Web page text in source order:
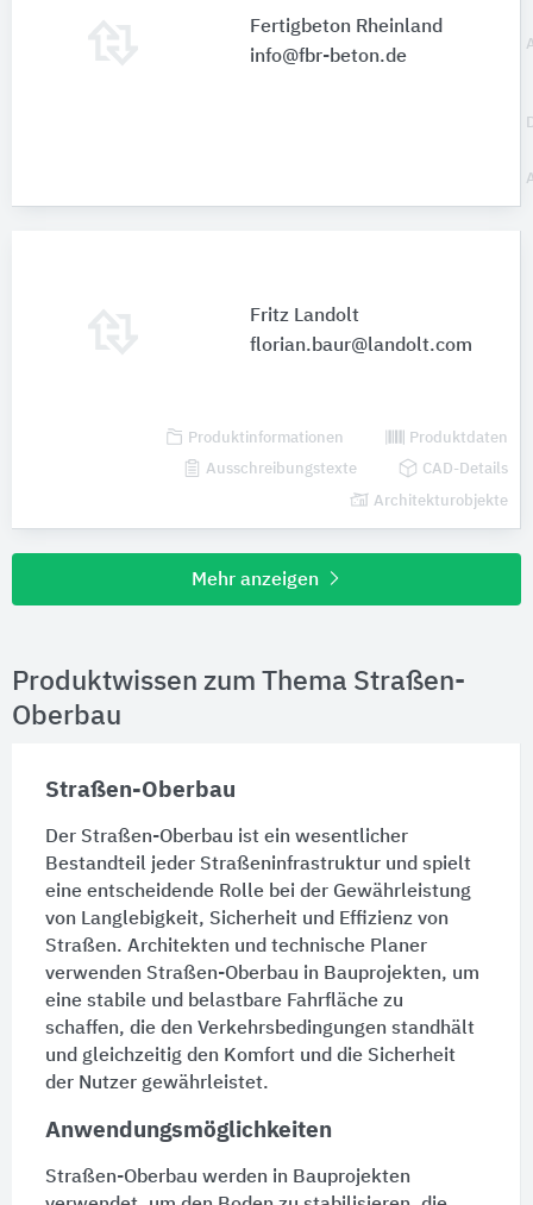
Fertigbeton Rheinland
info@fbr-beton.de
Fritz Landolt
florian.baur@landolt.com
Produktinformationen Produktdaten
Ausschreibungstexte CAD-Details
Architekturobjekte
Mehr anzeigen
Produktwissen zum Thema Straßen-
Oberbau
Straßen-Oberbau
Der Straßen-Oberbau ist ein wesentlicher
Bestandteil jeder Straßeninfrastruktur und spielt
eine entscheidende Rolle bei der Gewährleistung
von Langlebigkeit, Sicherheit und Effizienz von
Straßen. Architekten und technische Planer
verwenden Straßen-Oberbau in Bauprojekten, um
eine stabile und belastbare Fahrfläche zu
schaffen, die den Verkehrsbedingungen standhält
und gleichzeitig den Komfort und die Sicherheit
der Nutzer gewährleistet.
Anwendungsmöglichkeiten
Straßen-Oberbau werden in Bauprojekten